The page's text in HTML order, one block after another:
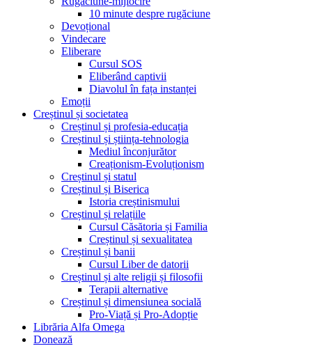
10 minute despre rugăciune
Devoțional
Vindecare
Eliberare
Cursul SOS
Eliberând captivii
Diavolul în fața instanței
Emoții
Creștinul și societatea
Creștinul și profesia-educația
Creștinul și știința-tehnologia
Mediul înconjurător
Creaționism-Evoluționism
Creștinul și statul
Creștinul și Biserica
Istoria creștinismului
Creștinul și relațiile
Cursul Căsătoria și Familia
Creștinul și sexualitatea
Creștinul și banii
Cursul Liber de datorii
Creștinul și alte religii și filosofii
Terapii alternative
Creștinul și dimensiunea socială
Pro-Viață și Pro-Adopție
Librăria Alfa Omega
Donează